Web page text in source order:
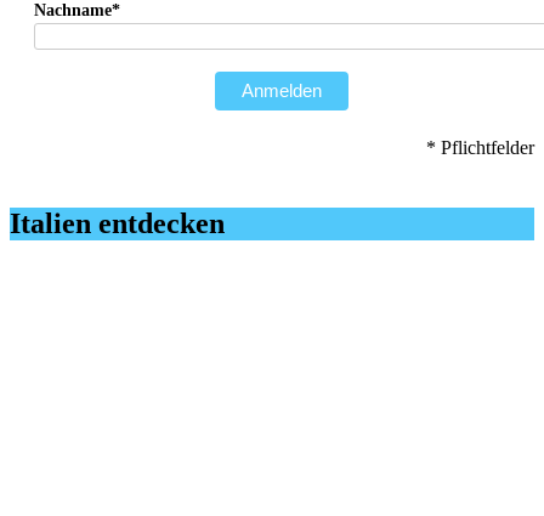
Nachname*
Anmelden
* Pflichtfelder
Italien entdecken